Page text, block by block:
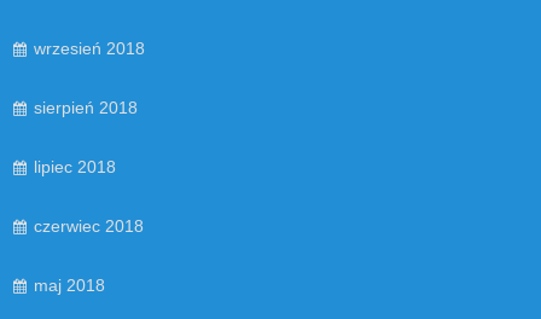
wrzesień 2018
sierpień 2018
lipiec 2018
czerwiec 2018
maj 2018